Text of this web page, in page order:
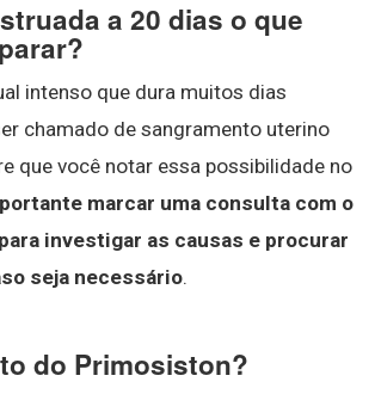
a 20 dias o que
intenso que dura muitos dias
chamado de sangramento uterino
que você notar essa possibilidade no
marcar uma consulta com o
investigar as causas e procurar
seja necessário.
do Primosiston?